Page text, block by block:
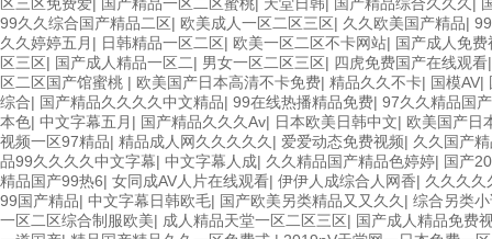
99久久综合国产精品二区| 欧美成人一区二区三区| 久久欧美国产精品|
久久婷婷五月 | 日韩精品一区二区| 欧美一区二区不卡网站| 国产成人免
区三区| 国产成人精品一区二| 男女一区二区三区| 四虎免费国产在线观看
区二区国产馆蜜桃 | 欧美国产日本高清不卡免费| 精品久久不卡| 国模AV|
综合| 国产精品久久久久中文精品| 99在线热播精品免费| 97久久精品国
本色| 中文字幕五月 | 国产精品久久久Av| 日本欧美日韩中文| 欧美国产日
视频一区97精品| 精品成人网久久久久久 | 爱爱动态免费视频| 久久国产
品99久久久久中文字幕| 中文字幕人成| 久久精品国产精品色婷婷| 国产
精品国产99热6| 女同成AV人片在线观看| 伊伊人成综合人网香| 久久久久
99国产精品| 中文字幕日韩欧毛| 国产欧美另类精品又又久久 | 综合另类
一区二区综合制服欧美| 成人精品天堂一区二区三区| 国产成人精品免费